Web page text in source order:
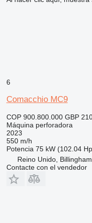
6
Comacchio MC9
COP 900.800.000 GBP
Máquina perforadora
2023
550 m/h
Potencia 75 kW (102.04
Reino Unido, Billingham
Contacte con el vendedor